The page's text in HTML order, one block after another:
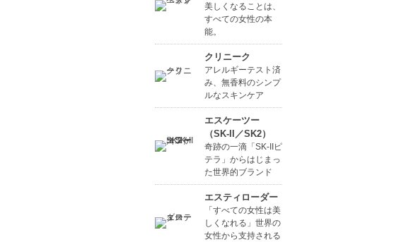
美しくなることは、
すべての女性の本
能。
クリニーク
アレルギーテスト済
み、無香料のシンプ
ルなスキンケア
エスケーツー
（SK-II／SK2）
奇跡の一滴「SK-IIピ
テラ」からはじまっ
た世界的ブランド
エスティローダー
「すべての女性は美
しくなれる」世界の
女性から支持される